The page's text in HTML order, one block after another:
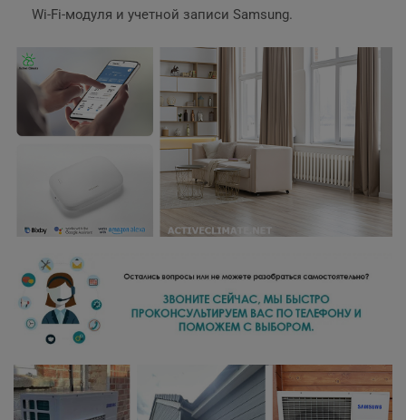
Wi‑Fi‑модуля и учетной записи Samsung.